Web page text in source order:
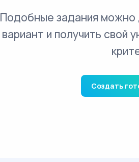
Подобные задания можно
вариант и получить свой
Создать